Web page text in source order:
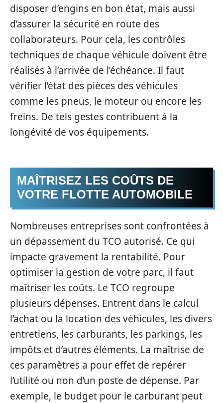
disposer d’engins en bon état, mais aussi
d’assurer la sécurité en route des
collaborateurs. Pour cela, les contrôles
techniques de chaque véhicule doivent être
réalisés à l’arrivée de l’échéance. Il faut
vérifier l’état des pièces des véhicules
comme les pneus, le moteur ou encore les
freins. De tels gestes contribuent à la
longévité de vos équipements.
MAÎTRISEZ LES COÛTS DE
VOTRE FLOTTE AUTOMOBILE
Nombreuses entreprises sont confrontées à
un dépassement du TCO autorisé. Ce qui
impacte gravement la rentabilité. Pour
optimiser la gestion de votre parc, il faut
maîtriser les coûts. Le TCO regroupe
plusieurs dépenses. Entrent dans le calcul
l’achat ou la location des véhicules, les divers
entretiens, les carburants, les parkings, les
impôts et d’autres éléments. La maîtrise de
ces paramètres a pour effet de repérer
l’utilité ou non d’un poste de dépense. Par
exemple, le budget pour le carburant peut